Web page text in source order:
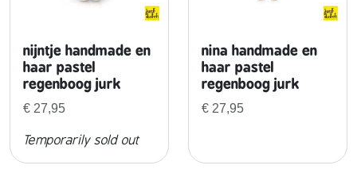
nijntje handmade en
haar pastel
regenboog jurk
€ 27,95
Temporarily sold out
nina handmade en
haar pastel
regenboog jurk
€ 27,95